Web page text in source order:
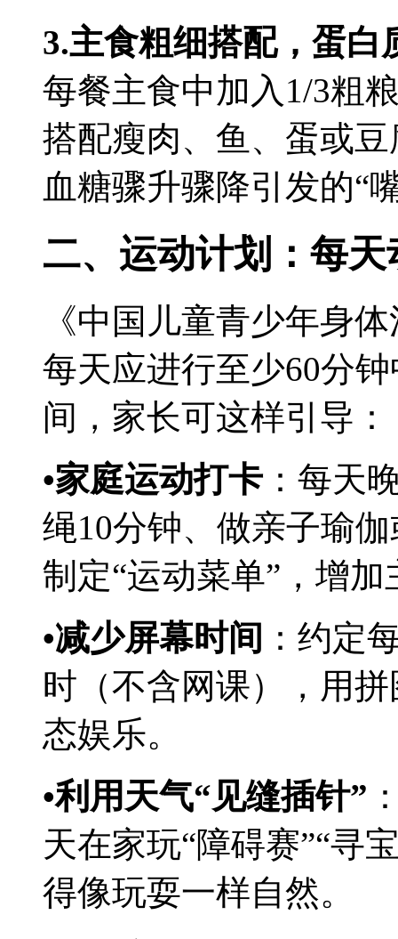
3.主食粗细搭配，蛋白
每餐主食中加入1/3粗
搭配瘦肉、鱼、蛋或
血糖骤升骤降引发的“
二、运动计划：每
《中国儿童青少年身
每天应进行至少60分
间，家长可这样引导：
•家庭运动打卡 ：每天
绳10分钟、做亲子瑜
制定“运动菜单”，增加
•减少屏幕时间 ：约定
时（不含网课），用
态娱乐。
•利用天气“见缝插针”
天在家玩“障碍赛”“寻
得像玩耍一样自然。